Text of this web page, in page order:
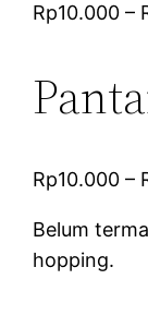
Rp10.000 –
Rp10.000 –
Belum
hopping.